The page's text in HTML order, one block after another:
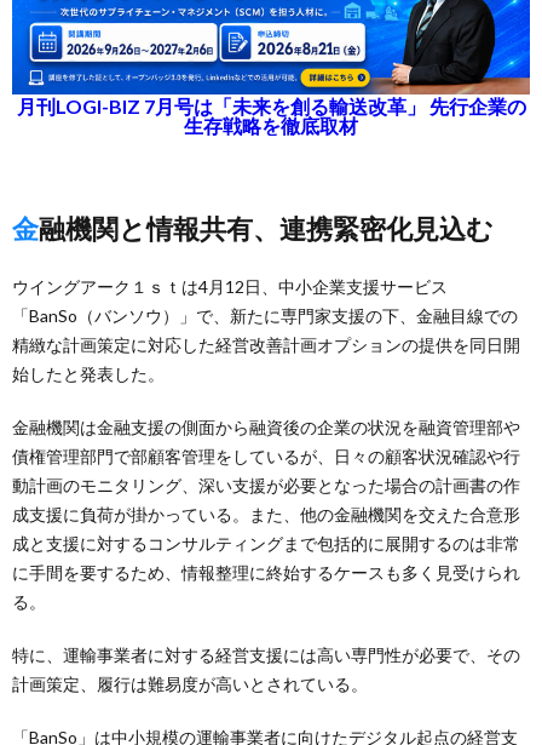
月刊LOGI-BIZ 7月号は「未来を創る輸送改革」 先行企業の
生存戦略を徹底取材
金融機関と情報共有、連携緊密化見込む
ウイングアーク１ｓｔは4月12日、中小企業支援サービス
「BanSo（バンソウ）」で、新たに専門家支援の下、金融目線での
精緻な計画策定に対応した経営改善計画オプションの提供を同日開
始したと発表した。
金融機関は金融支援の側面から融資後の企業の状況を融資管理部や
債権管理部門で部顧客管理をしているが、日々の顧客状況確認や行
動計画のモニタリング、深い支援が必要となった場合の計画書の作
成支援に負荷が掛かっている。また、他の金融機関を交えた合意形
成と支援に対するコンサルティングまで包括的に展開するのは非常
に手間を要するため、情報整理に終始するケースも多く見受けられ
る。
特に、運輸事業者に対する経営支援には高い専門性が必要で、その
計画策定、履行は難易度が高いとされている。
「BanSo」は中小規模の運輸事業者に向けたデジタル起点の経営支